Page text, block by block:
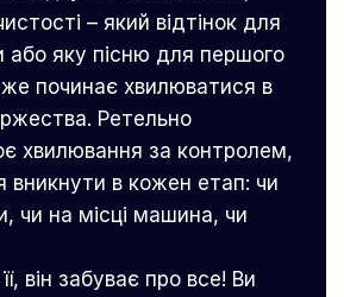
– який відтінок для
або яку пісню для першого
починає хвилюватися в
Ретельно
хвилювання за контролем,
вникнути в кожен етап: чи
чи на місці машина, чи
він забуває про все! Ви